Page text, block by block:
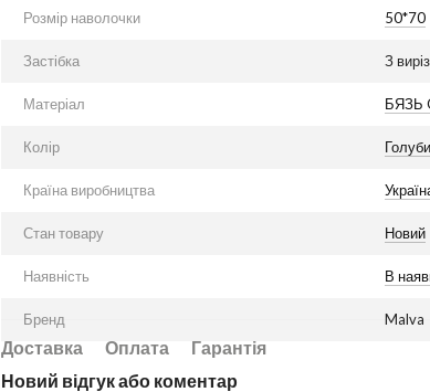
Розмір наволочки 50*70
Застібка З
Матеріал БЯЗЬ
Колір
Країна виробництва
Стан товару Новий
Наявність В
Бренд Malva
Доставка Оплата
Гарантія
Новий відгук або коментар